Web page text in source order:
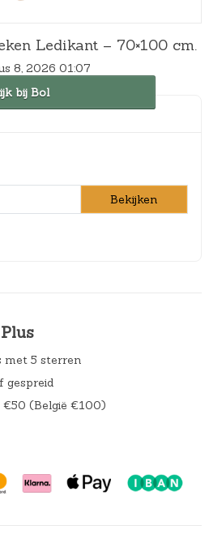
Ledikant – 70×100 cm.
8, 2026 01:07
bij Bol
Bekijken
met 5 sterren
gespreid
€50 (België €100)